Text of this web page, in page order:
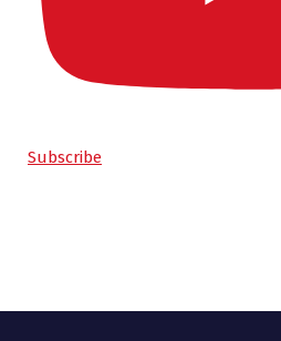
Subscribe